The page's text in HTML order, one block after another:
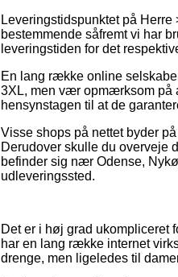
Leveringstidspunktet på
bestemmende såfremt vi har
leveringstiden for det
En lang række online
3XL, men vær opmærksom på
hensynstagen til at de
Visse shops på nettet byder
Derudover skulle du overveje
befinder sig nær Odense,
udleveringssted.
Det er i høj grad ukompliceret
har en lang række internet
drenge, men ligeledes til